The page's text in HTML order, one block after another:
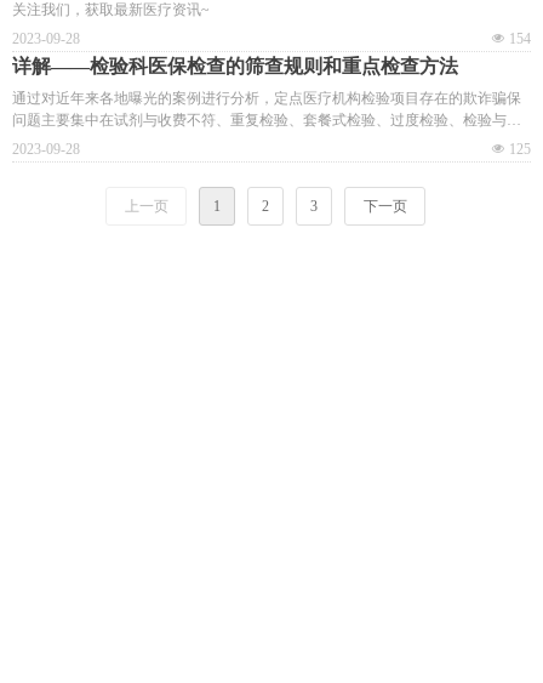
关注我们，获取最新医疗资讯~
넶 154
2023-09-28
详解——检验科医保检查的筛查规则和重点检查方法
通过对近年来各地曝光的案例进行分析，定点医疗机构检验项目存在的欺诈骗保
问题主要集中在试剂与收费不符、重复检验、套餐式检验、过度检验、检验与适
应症不符、超标准收费等。
넶 125
2023-09-28
上一页 1 2 3 下一页